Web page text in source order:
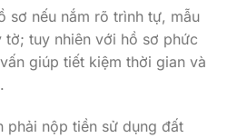
sơ nếu nắm rõ trình tự, mẫu
tờ; tuy nhiên với hồ sơ phức
giúp tiết kiệm thời gian và
phải nộp tiền sử dụng đất